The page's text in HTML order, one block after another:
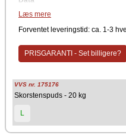
Skorstenspuds
Lim
Schiedel
Læs mere
Forventet leveringstid: ca. 1-3
PRISGARANTI - Set billigere?
VVS nr. 175176
Skorstenspuds - 20 kg
L